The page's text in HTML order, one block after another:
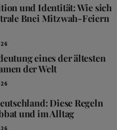
und Identität: Wie sich
Bnei Mitzwah-Feiern
eines der ältesten
der Welt
Diese Regeln
und im Alltag